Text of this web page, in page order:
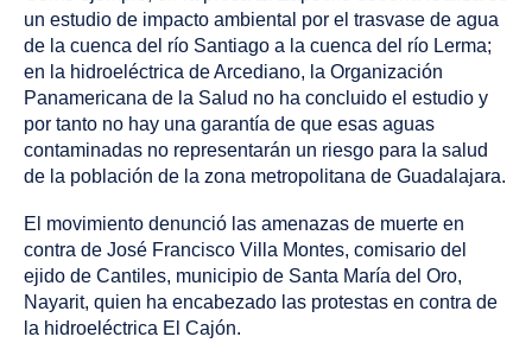
un estudio de impacto ambiental por el trasvase de agua
de la cuenca del río Santiago a la cuenca del río Lerma;
en la hidroeléctrica de Arcediano, la Organización
Panamericana de la Salud no ha concluido el estudio y
por tanto no hay una garantía de que esas aguas
contaminadas no representarán un riesgo para la salud
de la población de la zona metropolitana de Guadalajara.
El movimiento denunció las amenazas de muerte en
contra de José Francisco Villa Montes, comisario del
ejido de Cantiles, municipio de Santa María del Oro,
Nayarit, quien ha encabezado las protestas en contra de
la hidroeléctrica El Cajón.